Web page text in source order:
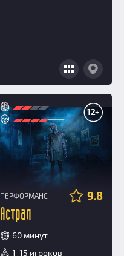
12+
ПЕРФОРМАНС 9.8
Астрал
60 минут
1-15 игроков